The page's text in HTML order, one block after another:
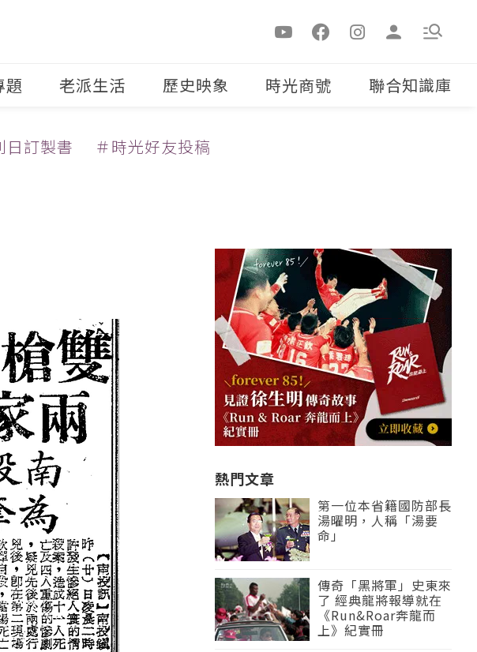
題 老派生活 歷史映象 時光商號 聯合知識庫
日訂製書 ＃時光好友投稿
熱門文章
第一位本省籍國防部長
湯曜明，人稱「湯要
命」
傳奇「黑將軍」史東來
了 經典龍將報導就在
《Run&Roar奔龍而
上》紀實冊